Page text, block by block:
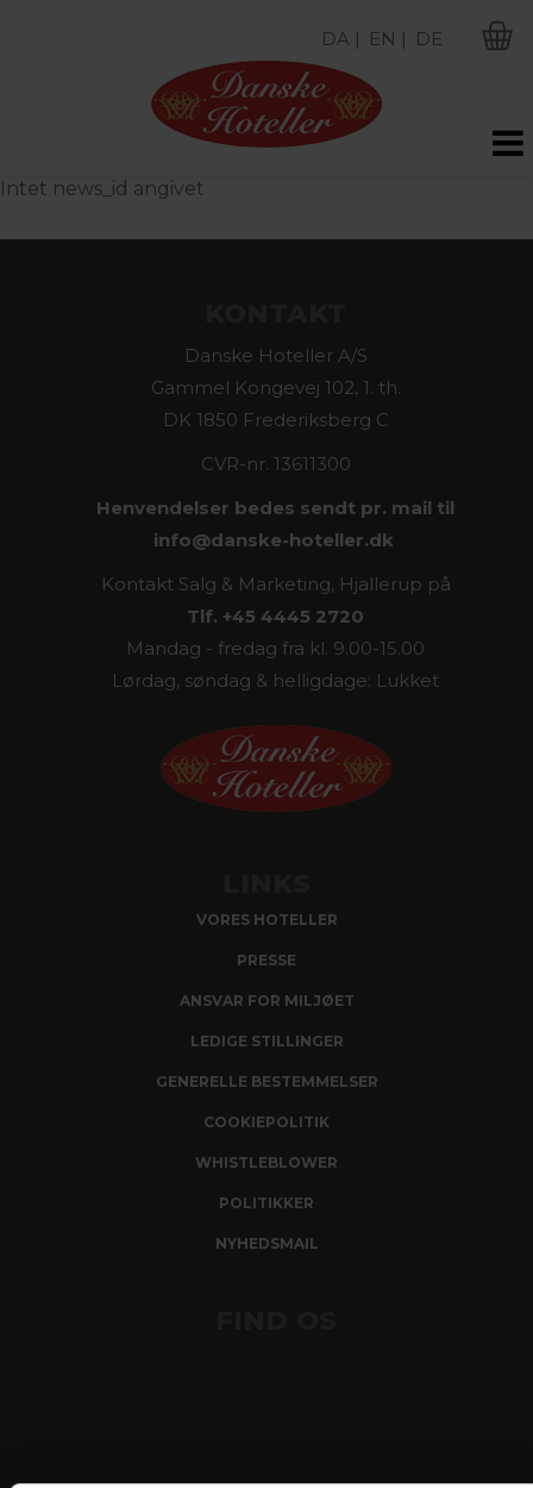
DA | EN | DE
Intet news_id angivet
Danske Hoteller A/S
Gammel Kongevej 102, 1. th.
DK 1850 Frederiksberg C
CVR-nr. 13611300
Henvendelser bedes sendt pr. mail til
info@danske-hoteller.dk
Kontakt Salg & Marketing, Hjallerup på
Tlf. +45 4445 2720
Mandag - fredag fra kl. 9.00-15.00
Lørdag, søndag & helligdage: Lukket
VORES HOTELLER
PRESSE
ANSVAR FOR MILJØET
LEDIGE STILLINGER
GENERELLE BESTEMMELSER
COOKIEPOLITIK
WHISTLEBLOWER
POLITIKKER
NYHEDSMAIL